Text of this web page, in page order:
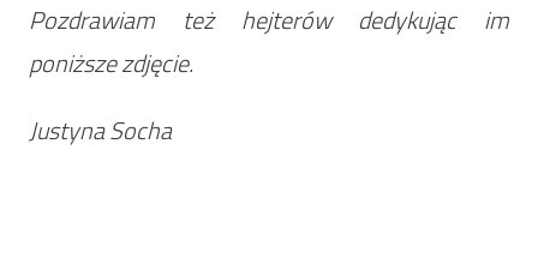
Pozdrawiam też hejterów dedykując im
poniższe zdjęcie.
Justyna Socha